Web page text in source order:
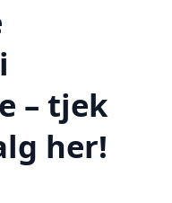
– tjek
her!